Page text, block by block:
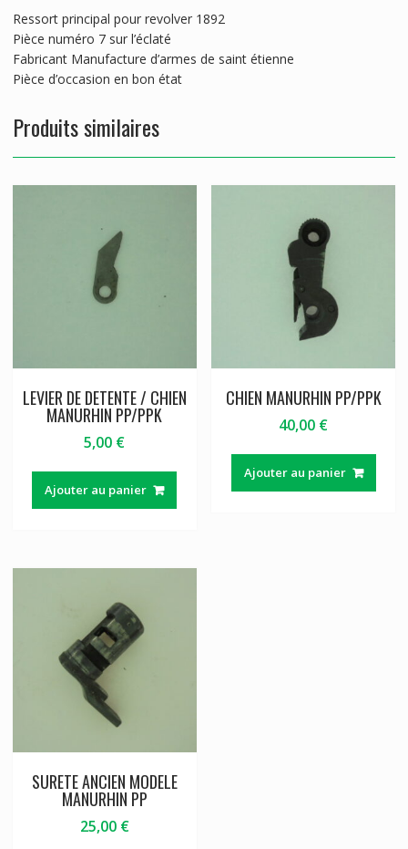
Ressort principal pour revolver 1892
Pièce numéro 7 sur l’éclaté
Fabricant Manufacture d’armes de saint étienne
Pièce d’occasion en bon état
Produits similaires
LEVIER DE DETENTE / CHIEN
MANURHIN PP/PPK
5,00 €
Ajouter au panier
CHIEN MANURHIN PP/PPK
40,00 €
Ajouter au panier
SURETE ANCIEN MODELE
MANURHIN PP
25,00 €